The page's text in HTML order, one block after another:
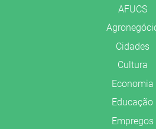
AFUCS
Cidades
Cultura
Economia
Educação
Empregos